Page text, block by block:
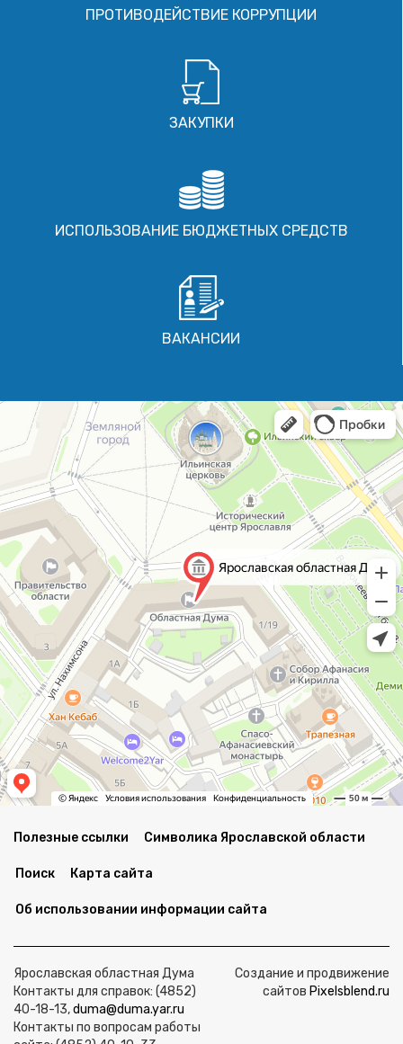
ПРОТИВОДЕЙСТВИЕ КОРРУПЦИИ
ЗАКУПКИ
ИСПОЛЬЗОВАНИЕ БЮДЖЕТНЫХ СРЕДСТВ
ВАКАНСИИ
Полезные ссылки Символика Ярославской области
Поиск Карта сайта
Об использовании информации сайта
Ярославская областная Дума
Контакты для справок: (4852)
40-18-13,duma@duma.yar.ru
Контакты по вопросам работы
Создание и продвижение
сайтов Pixelsblend.ru